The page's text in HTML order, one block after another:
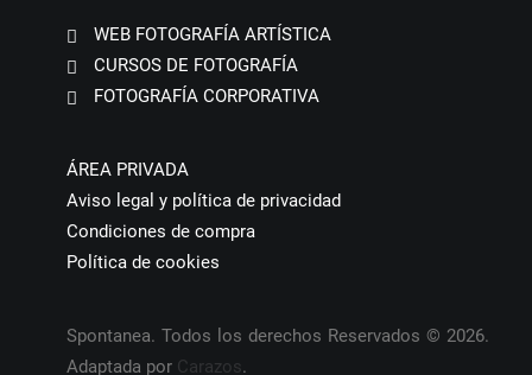
WEB FOTOGRAFÍA ARTÍSTICA
CURSOS DE FOTOGRAFÍA
FOTOGRAFÍA CORPORATIVA
ÁREA PRIVADA
Aviso legal y política de privacidad
Condiciones de compra
Política de cookies
Spontanea. Todos los derechos Reservados © 2026.
Adaptada por Carazos.